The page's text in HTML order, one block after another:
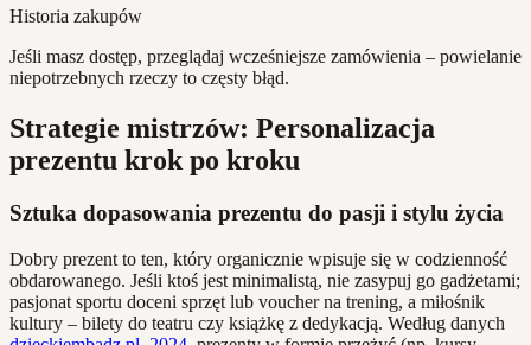
Historia zakupów
Jeśli masz dostęp, przeglądaj wcześniejsze zamówienia – powielanie
niepotrzebnych rzeczy to częsty błąd.
Strategie mistrzów: Personalizacja
prezentu krok po kroku
Sztuka dopasowania prezentu do pasji i stylu życia
Dobry prezent to ten, który organicznie wpisuje się w codzienność
obdarowanego. Jeśli ktoś jest minimalistą, nie zasypuj go gadżetami;
pasjonat sportu doceni sprzęt lub voucher na trening, a miłośnik
kultury – bilety do teatru czy książkę z dedykacją. Według danych